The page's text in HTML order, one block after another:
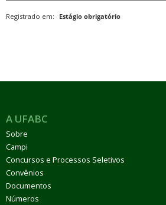
Registrado em: Estágio obrigatório
A UFABC
Sobre
Campi
Concursos e Processos Seletivos
Convênios
Documentos
Números